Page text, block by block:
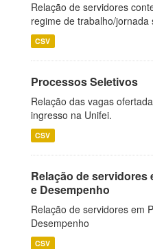
Relação de servidores
regime de trabalho/jornada
CSV
Processos Seletivos
Relação das vagas
ingresso na Unifei.
CSV
Relação de servidores
e Desempenho
Relação de servidores em
Desempenho
CSV